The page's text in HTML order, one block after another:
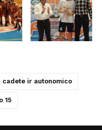
cadete ir autonomico
15